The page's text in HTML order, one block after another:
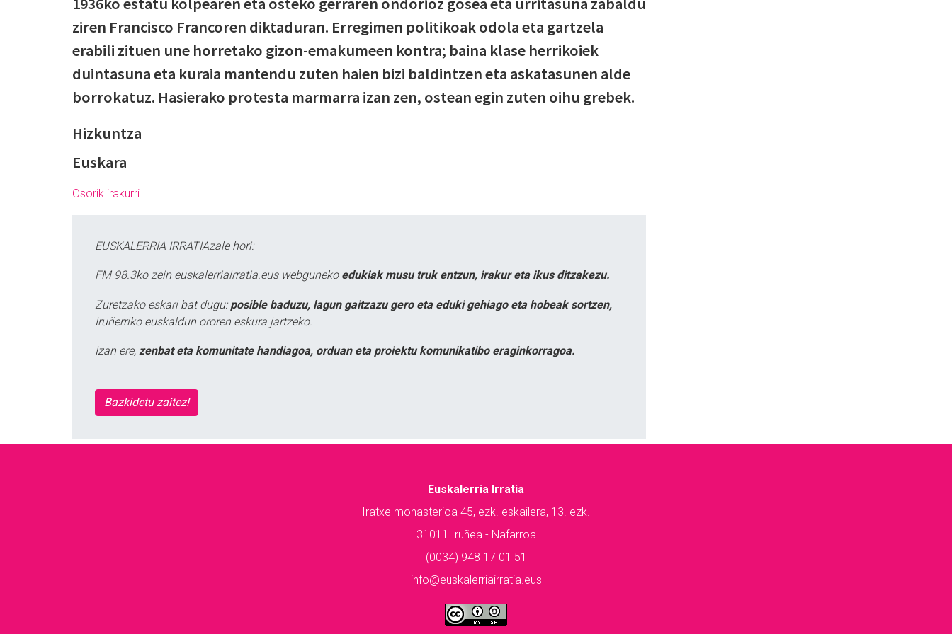
ziren Francisco Francoren diktaduran. Erregimen politikoak odola eta gartzela
erabili zituen une horretako gizon-emakumeen kontra; baina klase herrikoiek
duintasuna eta kuraia mantendu zuten haien bizi baldintzen eta askatasunen alde
borrokatuz. Hasierako protesta marmarra izan zen, ostean egin zuten oihu grebek.
Hizkuntza
Euskara
Osorik irakurri
EUSKALERRIA IRRATIAzale hori:
FM 98.3ko zein euskalerriairratia.eus webguneko edukiak musu truk entzun, irakur eta ikus ditzakezu.
Zuretzako eskari bat dugu: posible baduzu, lagun gaitzazu gero eta eduki gehiago eta hobeak sortzen,
Iruñerriko euskaldun ororen eskura jartzeko.
Izan ere, zenbat eta komunitate handiagoa, orduan eta proiektu komunikatibo eraginkorragoa.
Bazkidetu zaitez!
Euskalerria Irratia
Iratxe monasterioa 45, ezk. eskailera, 13. ezk.
31011 Iruñea - Nafarroa
(0034) 948 17 01 51
info@euskalerriairratia.eus